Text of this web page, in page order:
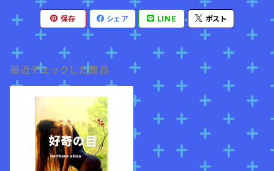
保存 シェア LINE ポスト
最近チェックした商品